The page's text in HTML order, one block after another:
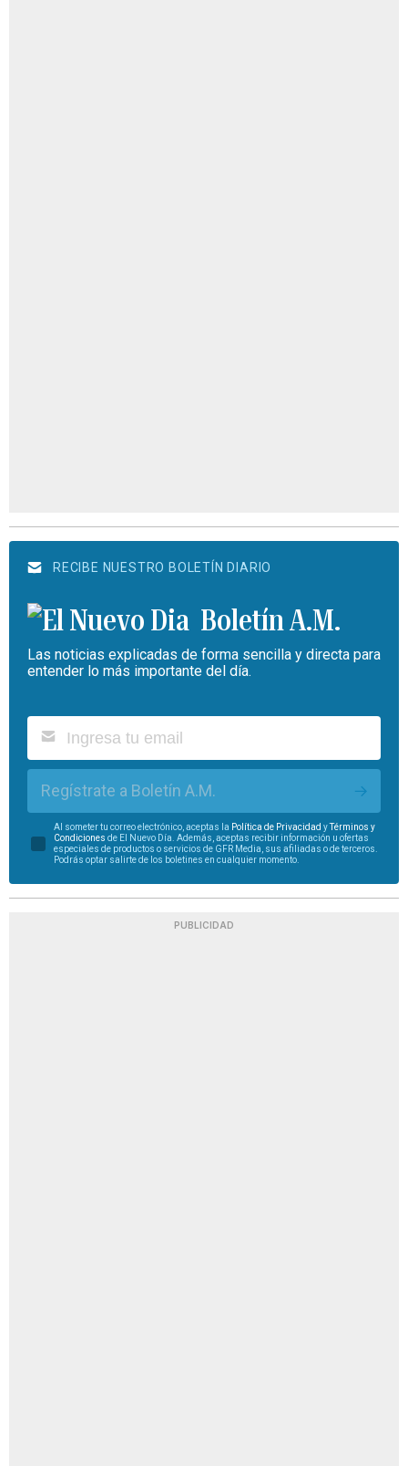
RECIBE NUESTRO BOLETÍN DIARIO
Boletín A.M.
Las noticias explicadas de forma sencilla y directa para
entender lo más importante del día.
Regístrate a Boletín A.M.
Al someter tu correo electrónico, aceptas la Política de Privacidad yTérminos y
Condiciones de El Nuevo Día. Además, aceptas recibir información u ofertas
especiales de productos o servicios de GFR Media, sus afiliadas o de terceros.
Podrás optar salirte de los boletines en cualquier momento.
PUBLICIDAD